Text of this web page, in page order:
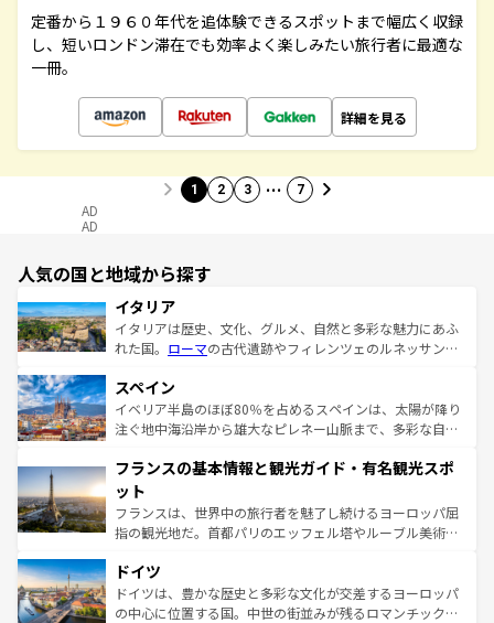
定番から１９６０年代を追体験できるスポットまで幅広く収録
し、短いロンドン滞在でも効率よく楽しみたい旅行者に最適な
一冊。
詳細を見る
1 2 3 … 7
AD
AD
人気の国と地域から探す
イタリア
イタリアは歴史、文化、グルメ、自然と多彩な魅力にあふ
れた国。 ローマの古代遺跡やフィレンツェのルネッサンス
ろん、トスカーナの美しい田園風景やアマルフィ海岸の絶
景など、自然景観も見逃せない。観光の合間には、本場の
ピザやパスタなど、絶品のイタリア料理を堪能することも
ませてくれるイタリアで、忘れられない旅をしてみよう！
なお、新着のイタリア情報は
しい。
スペイン
イベリア半島のほぼ80％を占めるスペインは、太陽が降り
注ぐ地中海沿岸から雄大なピレネー山脈まで、多彩な自然
文化が根付くこの国では、情熱的なフラメンコ、熱気あふ
れる闘牛、そして美味しいタパスが生活の一部となってい
る。首都マドリードの洗練された雰囲気や、バルセロナの
アートに溢れた街角から、地方では古代ローマ遺跡や中世
せる。地方によって風土や気候が異なるスペインはその個
性で訪れる人を魅了する。 なお、新着のスペイン情報は コ
ンテンツ一覧を参照してほしい。
フランスの基本情報と観光ガイド・有名観光スポ
ット
フランスは、世界中の旅行者を魅了し続けるヨーロッパ屈
指の観光地だ。首都パリのエッフェル塔やルーブル美術館
で、幅広い魅力が詰まっている。華麗な宮殿、歴史的な大
聖堂、美しいビーチ、そして豊かな自然が、訪れる者を心
から魅了する。また、フランスは美食の国としても知ら
ドイツ
ドイツは、豊かな歴史と多彩な文化が交差するヨーロッパ
の中心に位置する国。中世の街並みが残るロマンチック街